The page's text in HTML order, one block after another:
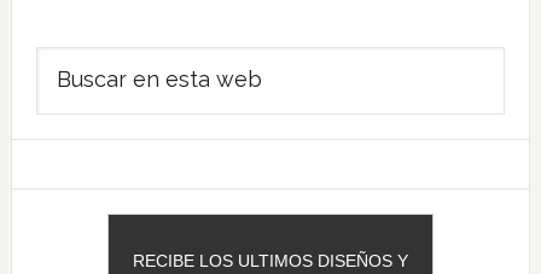
Barra
lateral
principal
RECIBE LOS ULTIMOS DISEÑOS Y